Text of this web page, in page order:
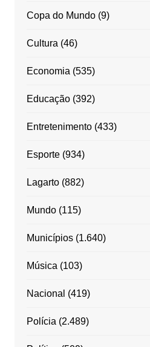
Copa do Mundo(9)
Cultura (46)
Economia (535)
Educação(392)
Entretenimento(433)
Esporte(934)
Lagarto(882)
Mundo(115)
Municípios(1.640)
Música (103)
Nacional (419)
Polícia (2.489)